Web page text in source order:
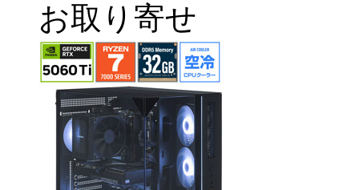
お取り寄せ